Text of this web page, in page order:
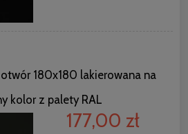
otwór 180x180 lakierowana na
kolor z palety RAL
177,00 zł